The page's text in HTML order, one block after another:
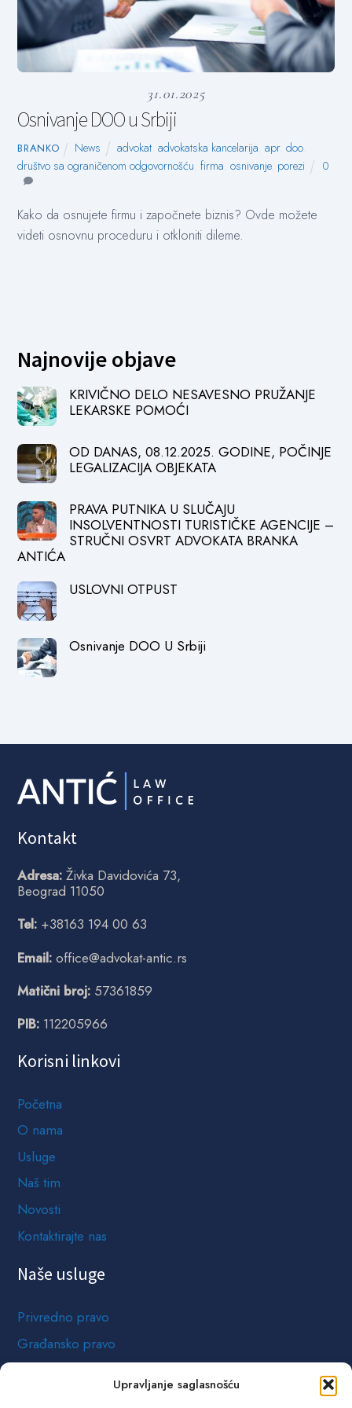
Upravljanje saglasnošću
31.01.2025
Osnivanje DOO u Srbiji
BRANKO News advokat, advokatska kancelarija apr, doo,
društvo sa ograničenom odgovornošću ,firma ,osnivanje, porezi 0
Kako da osnujete firmu i započnete biznis? Ovde možete
videti osnovnu proceduru i otkloniti dileme.
Najnovije objave
KRIVIČNO DELO NESAVESNO PRUŽANJE
LEKARSKE POMOĆI
OD DANAS, 08.12.2025. GODINE, POČINJE
LEGALIZACIJA OBJEKATA
PRAVA PUTNIKA U SLUČAJU
INSOLVENTNOSTI TURISTIČKE AGENCIJE –
STRUČNI OSVRT ADVOKATA BRANKA
ANTIĆA
USLOVNI OTPUST
Osnivanje DOO U Srbiji
Kontakt
Adresa: Živka Davidovića 73,
Beograd 11050
Tel: +38163 194 00 63
Email: office@advokat-antic.rs
Matični broj: 57361859
PIB: 112205966
Korisni linkovi
Početna
O nama
Usluge
Naš tim
Novosti
Kontaktirajte nas
Naše usluge
Privredno pravo
Građansko pravo
Pravo nepokretnosti i građevinarstvo